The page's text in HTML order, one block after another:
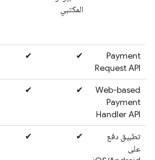
المكتبي
Payment
Request API
✔
✔
Web-based
Payment
Handler API
✔
✔
تطبيق دفع
على
✔
✔